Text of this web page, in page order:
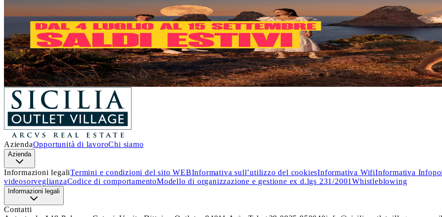
Dal 4 luglio al 15 settembre, aSicilia Outlet Villagearrivano iSaldi: nei negozi delle migliori firme italiane e
Approfitta di questa incredibile opportunità e lasciati ispirare.
Ti aspettiamo!
Scopri i dettagli
AziendaOpportunità di lavoroChi siamo
Azienda
Informazioni legaliTermini e condizioni del sito WEBInformativa sull’utilizzo del cookiesInformativa WifiInformativa
videosorveglianzaCodice di comportamentoModello di organizzazione e gestione ex d.lgs 231/2001Whistleblowing
Informazioni legali
Contatti